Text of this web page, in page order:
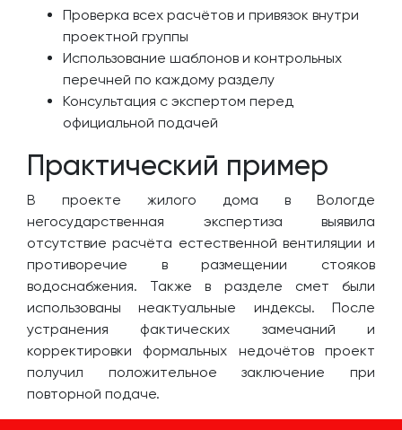
Проверка всех расчётов и привязок внутри
проектной группы
Использование шаблонов и контрольных
перечней по каждому разделу
Консультация с экспертом перед
официальной подачей
Практический пример
В проекте жилого дома в Вологде
негосударственная экспертиза выявила
отсутствие расчёта естественной вентиляции и
противоречие в размещении стояков
водоснабжения. Также в разделе смет были
использованы неактуальные индексы. После
устранения фактических замечаний и
корректировки формальных недочётов проект
получил положительное заключение при
повторной подаче.